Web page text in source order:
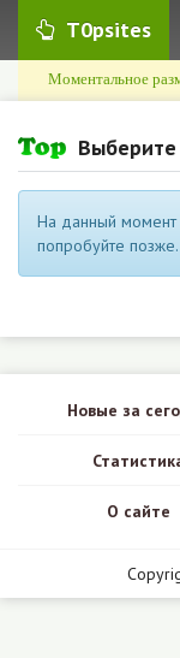
T0psites
Моментальное
На данный момент
попробуйте позже.
Новые за
О сайте